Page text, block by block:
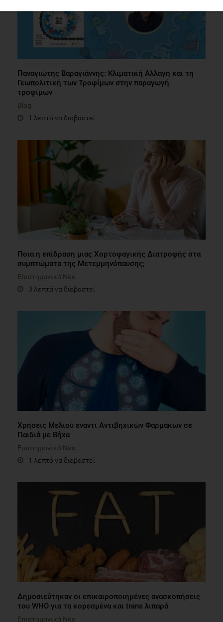
Παναγιώτης Βαραγιάννης: Κλιματική Αλλαγή και τη
Γεωπολιτική των Τροφίμων στην παραγωγή
τροφίμων
Blog
1 λεπτό να διαβαστεί
Ποια η επίδραση μιας Χορτοφαγικής Διατροφής στα
συμπτώματα της Μετεμμηνόπαυσης;
Επιστημονικά Νέα
3 λεπτά να διαβαστεί
Χρήσεις Μελιού έναντι Αντιβηχικών Φαρμάκων σε
Παιδιά με Βήχα
Επιστημονικά Νέα
1 λεπτό να διαβαστεί
Δημοσιεύτηκαν οι επικαιροποιημένες ανασκοπήσεις
του WHO για τα κορεσμένα και trans λιπαρά
Επιστημονικά Νέα